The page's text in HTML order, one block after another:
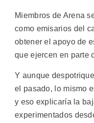
Miembros de Arena
como emisarios del
obtener el apoyo de
que ejercen en parte
Y aunque
el pasado, lo mismo
y eso explicaría la
experimentados